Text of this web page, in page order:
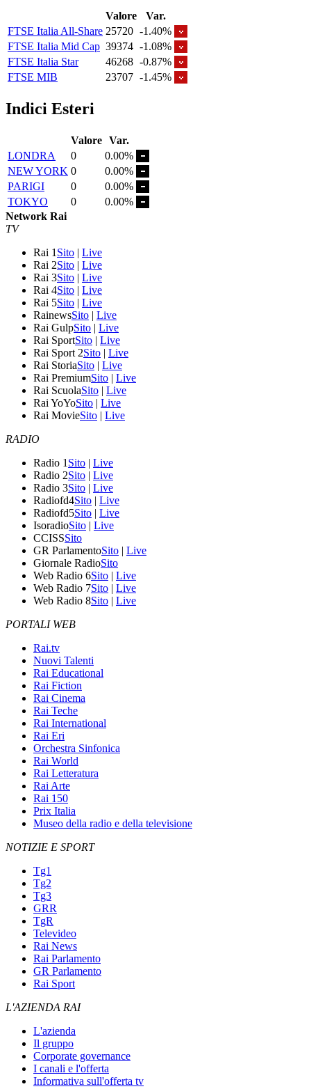
Valore
Var.
FTSE Italia All-Share 25720 -1.40%
FTSE Italia Mid Cap 39374 -1.08%
FTSE Italia Star
46268 -0.87%
FTSE MIB
23707 -1.45%
Indici Esteri
Valore Var.
LONDRA
0
0.00%
NEW YORK 0
0.00%
PARIGI
0
0.00%
TOKYO
0
0.00%
Network Rai
TV
Rai 1 Sito | Live
Rai 2Sito | Live
Rai 3Sito | Live
Rai 4Sito | Live
Rai 5Sito | Live
RainewsSito | Live
Rai GulpSito | Live
Rai SportSito | Live
Rai Sport 2Sito | Live
Rai StoriaSito | Live
Rai PremiumSito | Live
Rai ScuolaSito | Live
Rai YoYoSito | Live
Rai MovieSito | Live
RADIO
Radio 1 Sito | Live
Radio 2Sito | Live
Radio 3Sito | Live
Radiofd4Sito | Live
Radiofd5Sito | Live
IsoradioSito | Live
CCISSSito
GR ParlamentoSito | Live
Giornale RadioSito
Web Radio 6Sito | Live
Web Radio 7Sito | Live
Web Radio 8Sito | Live
PORTALI WEB
Rai.tv
Nuovi Talenti
Rai Educational
Rai Fiction
Rai Cinema
Rai Teche
Rai International
Rai Eri
Orchestra Sinfonica
Rai World
Rai Letteratura
Rai Arte
Rai 150
Prix Italia
Museo della radio e della televisione
NOTIZIE E SPORT
Tg1
Tg2
Tg3
GRR
TgR
Televideo
Rai News
Rai Parlamento
GR Parlamento
Rai Sport
L'AZIENDA RAI
L'azienda
Il gruppo
Corporate governance
I canali e l'offerta
Informativa sull'offerta tv